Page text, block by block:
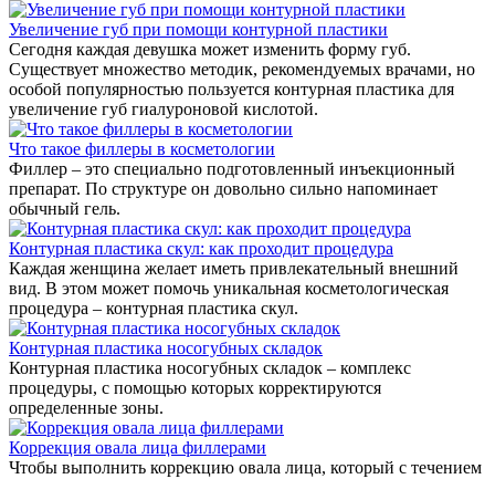
Увеличение губ при помощи контурной пластики
Сегодня каждая девушка может изменить форму губ.
Существует множество методик, рекомендуемых врачами, но
особой популярностью пользуется контурная пластика для
увеличение губ гиалуроновой кислотой.
Что такое филлеры в косметологии
Филлер – это специально подготовленный инъекционный
препарат. По структуре он довольно сильно напоминает
обычный гель.
Контурная пластика скул: как проходит процедура
Каждая женщина желает иметь привлекательный внешний
вид. В этом может помочь уникальная косметологическая
процедура – контурная пластика скул.
Контурная пластика носогубных складок
Контурная пластика носогубных складок – комплекс
процедуры, с помощью которых корректируются
определенные зоны.
Коррекция овала лица филлерами
Чтобы выполнить коррекцию овала лица, который с течением